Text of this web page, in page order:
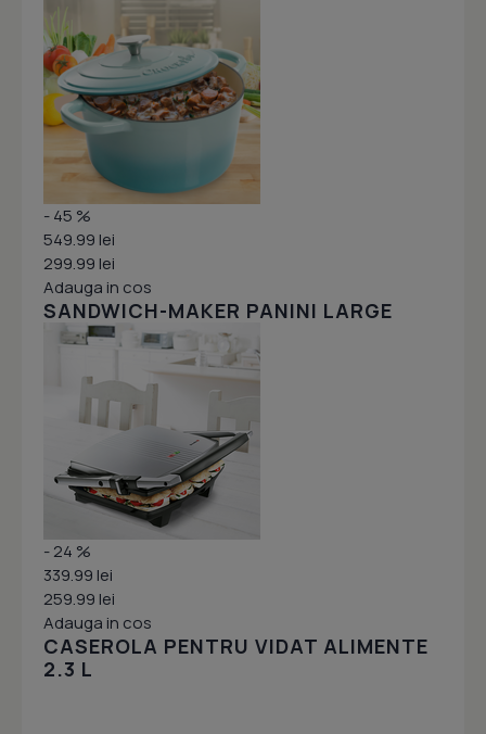
- 45 %
549.99 lei
299.99 lei
Adauga in cos
SANDWICH-MAKER PANINI LARGE
- 24 %
339.99 lei
259.99 lei
Adauga in cos
CASEROLA PENTRU VIDAT ALIMENTE
2.3 L